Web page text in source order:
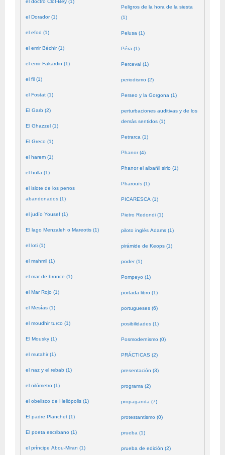
el doctro Clot-Bey (1)
el Dorador (1)
el efod (1)
el emir Béchir (1)
el emir Fakardin (1)
el fil (1)
el Fostat (1)
El Garb (2)
El Ghazzel (1)
El Greco (1)
el harem (1)
el hulla (1)
el islote de los perros
abandonados (1)
el judío Yousef (1)
El lago Menzaleh o Mareotis (1)
el loti (1)
el mahmil (1)
el mar de bronce (1)
el Mar Rojo (1)
el Mesías (1)
el moudhir turco (1)
El Mousky (1)
el mutahir (1)
el naz y el rebab (1)
el nilómetro (1)
el obelisco de Heliópolis (1)
El padre Planchet (1)
El poeta escribano (1)
el príncipe Abou-Miran (1)
Peligros de la hora de la siesta
(1)
Pelusa (1)
Péra (1)
Perceval (1)
periodismo (2)
Perseo y la Gorgona (1)
perturbaciones auditivas y de los
demás sentidos (1)
Petrarca (1)
Phanor (4)
Phanor el albañil sirio (1)
Pharouïs (1)
PICARESCA (1)
Pietro Redondi (1)
piloto inglés Adams (1)
pirámide de Keops (1)
poder (1)
Pompeyo (1)
portada libro (1)
portugueses (6)
posibilidades (1)
Posmodernismo (0)
PRÁCTICAS (2)
presentación (3)
programa (2)
propaganda (7)
protestantismo (0)
prueba (1)
prueba de edición (2)